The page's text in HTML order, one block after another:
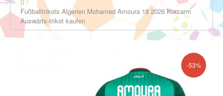
Fußballtrikots Algerien Mohamed Amoura 18 2026 Kurzarm
Auswärts-trikot kaufen
-53%